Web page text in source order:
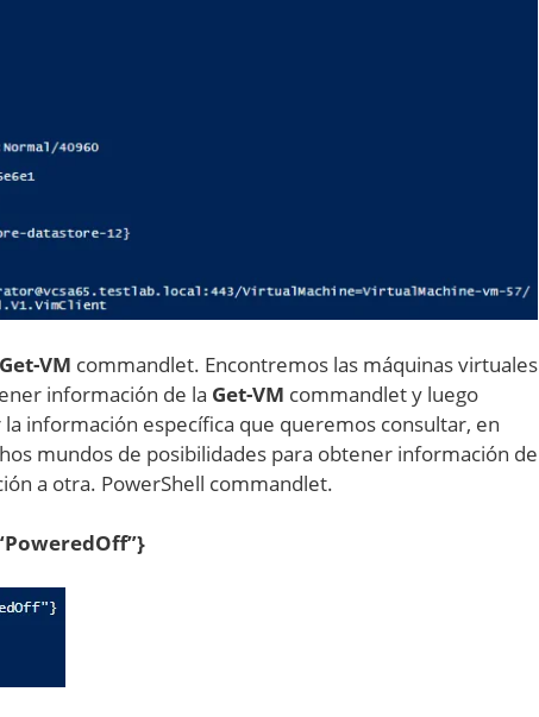
Get-VM commandlet. Encontremos las máquinas virtuales
información de la Get-VM commandlet y luego
información específica que queremos consultar, en
mundos de posibilidades para obtener información de
a otra. PowerShell commandlet.